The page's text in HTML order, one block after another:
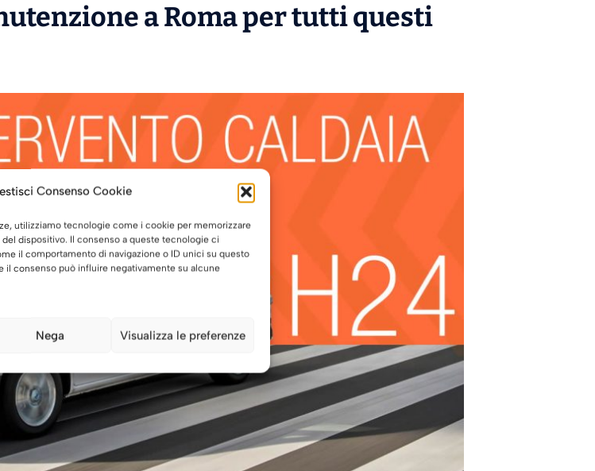
Consenso Cookie
utilizziamo tecnologie come i cookie per memorizzare
dispositivo. Il consenso a queste tecnologie ci
il comportamento di navigazione o ID unici su questo
il consenso può influire negativamente su alcune
Nega Visualizza le preferenze
a Roma per tutti questi